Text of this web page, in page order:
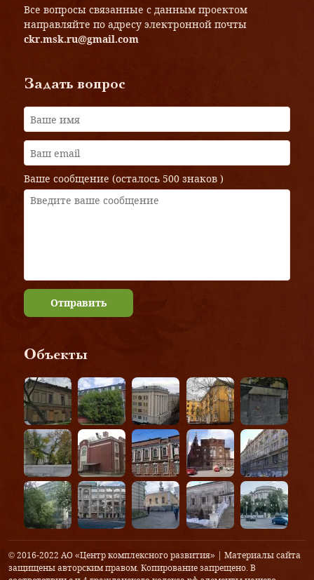
Все вопросы связанные с данным проектом
направляйте по адресу электронной почты
ckr.msk.ru@gmail.com
Задать вопрос
Ваше сообщение (осталось 500 знаков )
Отправить
Объекты
© 2016-2022 АО «Центр комплексного развития» | Материалы сайта
защищены авторским правом. Копирование запрещено. В